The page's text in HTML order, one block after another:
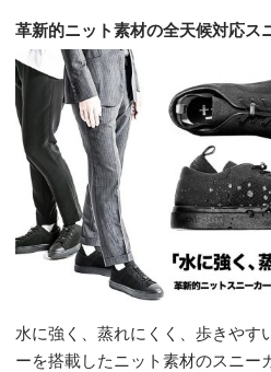
革新的ニット素材の全天候対応ス
水に強く、蒸れにくく、歩きやす
ーを搭載したニット素材のスニー